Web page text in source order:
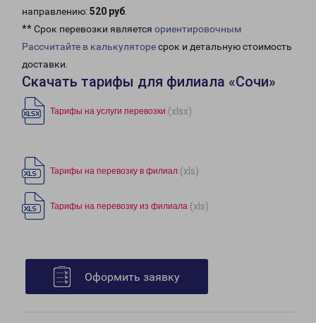
направлению: 520 руб.
** Срок перевозки является ориентировочным
Рассчитайте в калькуляторесрок и детальную стоимость
доставки.
Скачать тарифы для филиала «Сочи»
Тарифы на услуги перевозки (xlsx)
Тарифы на перевозку в филиал (xls)
Тарифы на перевозку из филиала (xls)
Оформить заявку